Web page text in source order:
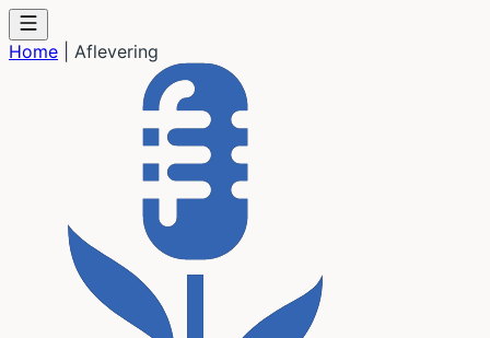
Home Aflevering